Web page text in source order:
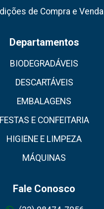
de Compra e Venda
Departamentos
BIODEGRADÁVEIS
DESCARTÁVEIS
EMBALAGENS
FESTAS E CONFEITARIA
HIGIENE E LIMPEZA
MÁQUINAS
Fale Conosco